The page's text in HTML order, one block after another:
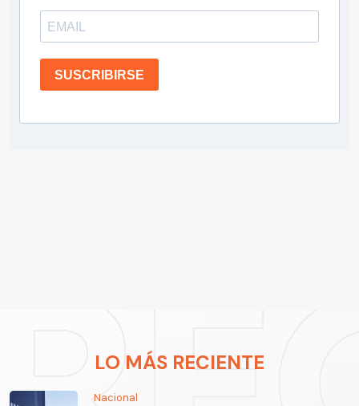
SUSCRIBIRSE
LO MÁS RECIENTE
Nacional